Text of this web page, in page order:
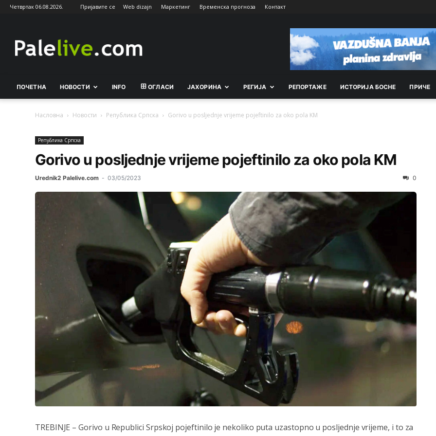
Четвртак 06.08.2026. Пријавите се Web dizajn Маркетинг Временска прогноза Контакт
ПОЧЕТНА НОВОСТИ INFO ОГЛАСИ ЈАХОРИНА РEГИЈА РEПОРТАЖE ИСТОРИЈА БОСНЕ ПРИЧЕ
Насловна Новости Рeпублика Српска Gorivo u posljednje vrijeme pojeftinilo za oko pola KM
Рeпублика Српска
Gorivo u posljednje vrijeme pojeftinilo za oko pola KM
Urednik2 Palelive.com - 03/05/2023 0
TREBINJE – Gorivo u Republici Srpskoj pojeftinilo je nekoliko puta uzastopno u posljednje vrijeme, i to za